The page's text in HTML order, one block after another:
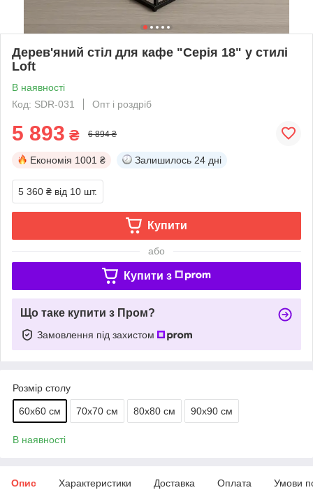
Дерев'яний стіл для кафе "Серія 18" у стилі
Loft
В наявності
Код: SDR-031
Опт і роздріб
5 893 ₴ 6 894 ₴
Економія 1001 ₴ Залишилось 24 дні
5 360 ₴ від 10 шт.
Купити
або
Купити з
Що таке купити з Пром?
Замовлення під захистом
Розмір столу
60х60 см 70х70 см 80х80 см 90х90 см
В наявності
Опис Характеристики Доставка Оплата Умови